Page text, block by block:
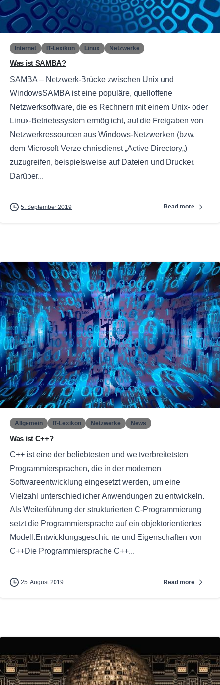
0
Internet IT-Lexikon Linux Netzwerke
Was ist SAMBA?
SAMBA – Netzwerk-Brücke zwischen Unix und
WindowsSAMBA ist eine populäre, quelloffene
Netzwerksoftware, die es Rechnern mit einem Unix- oder
Linux-Betriebssystem ermöglicht, auf die Freigaben von
Netzwerkressourcen aus Windows-Netzwerken (bzw.
dem Microsoft-Verzeichnisdienst „Active Directory„)
zuzugreifen, beispielsweise auf Dateien und Drucker.
Darüber...
5. September 2019 Read more
0
Allgemein IT-Lexikon Netzwerke News
Was ist C++?
C++ ist eine der beliebtesten und weitverbreitetsten
Programmiersprachen, die in der modernen
Softwareentwicklung eingesetzt werden, um eine
Vielzahl unterschiedlicher Anwendungen zu entwickeln.
Als Weiterführung der strukturierten C-Programmierung
setzt die Programmiersprache auf ein objektorientiertes
Modell.Entwicklungsgeschichte und Eigenschaften von
C++Die Programmiersprache C++...
25. August 2019 Read more